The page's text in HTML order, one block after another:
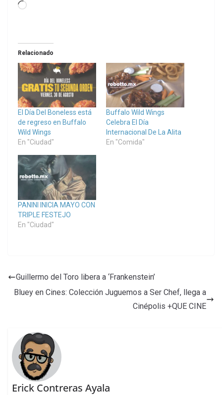
Loading…
Relacionado
El Día Del Boneless está
de regreso en Buffalo
Wild Wings
En "Ciudad"
Buffalo Wild Wings
Celebra El Día
Internacional De La Alita
En "Comida"
PANINI INICIA MAYO CON
TRIPLE FESTEJO
En "Ciudad"
Guillermo del Toro libera a ‘Frankenstein’
Bluey en Cines: Colección Juguemos a Ser Chef, llega a
Cinépolis +QUE CINE
Erick Contreras Ayala